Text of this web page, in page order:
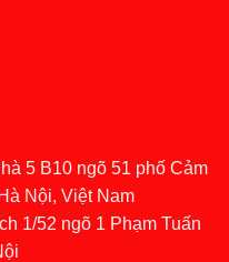
5 B10 ngõ 51 phố Cảm
Nội, Việt Nam
1/52 ngõ 1 Phạm Tuấn